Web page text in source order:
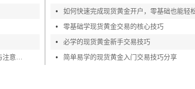
投资小白必看！现货白银交易平台选择与注意事项
•
•
零基础学现货黄金交易的核心技巧
•
必学的现货黄金新手交易技巧
•
简单易学的现货黄金入门交易技巧分享